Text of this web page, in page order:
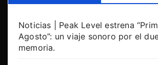
Noticias | Peak Level estrena
Agosto”: un viaje sonoro por el
memoria.